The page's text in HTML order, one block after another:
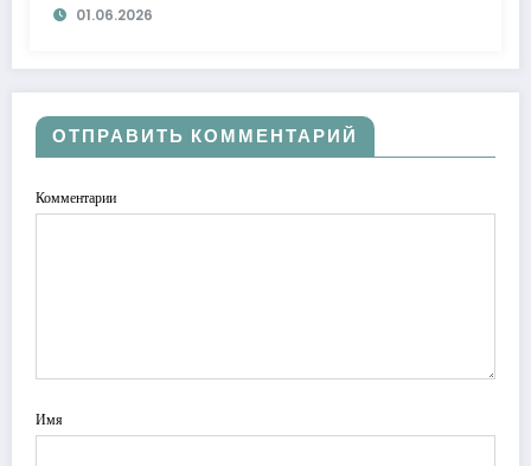
01.06.2026
ОТПРАВИТЬ КОММЕНТАРИЙ
Комментарии
Имя